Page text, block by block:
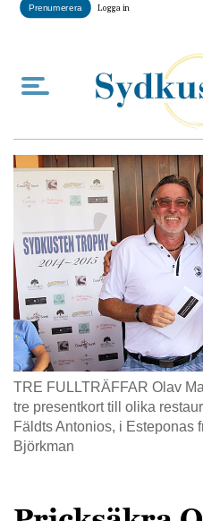
Prenumerera Logga in
TRE FULLTRÄFFAR Olav
tre presentkort till olika
Fäldts Antonios, i Esteponas
Björkman